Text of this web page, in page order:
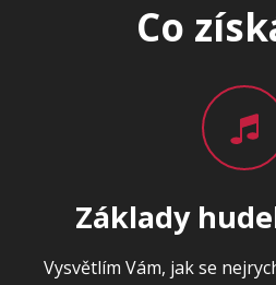
Co
Základy
Vysvětlím Vám, jak se